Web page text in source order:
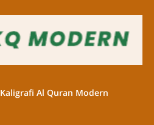
Al Quran Modern